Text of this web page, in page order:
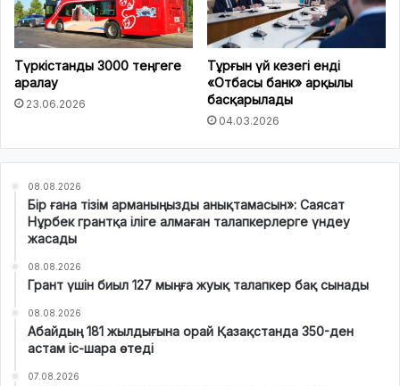
Түркістанды 3000 теңгеге
аралау
23.06.2026
Тұрғын үй кезегі енді
«Отбасы банк» арқылы
басқарылады
04.03.2026
08.08.2026
Бір ғана тізім арманыңызды анықтамасын»: Саясат
Нұрбек грантқа іліге алмаған талапкерлерге үндеу
жасады
08.08.2026
Грант үшін биыл 127 мыңға жуық талапкер бақ сынады
08.08.2026
Абайдың 181 жылдығына орай Қазақстанда 350-ден
астам іс-шара өтеді
07.08.2026